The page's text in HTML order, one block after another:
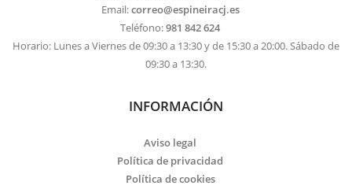
Email:correo@espineiracj.es
Teléfono:981 842 624
Horario: Lunes a Viernes de 09:30 a 13:30 y de 15:30 a 20:00. Sábado de
09:30 a 13:30.
INFORMACIÓN
Aviso legal
Política de privacidad
Política de cookies